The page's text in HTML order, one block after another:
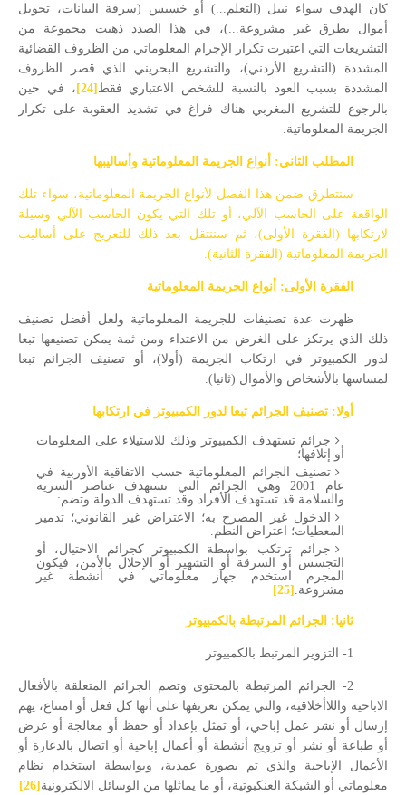
كان الهدف سواء نبيل (التعلم...) أو خسيس (سرقة البيانات، تحويل
أموال بطرق غير مشروعة...)، في هذا الصدد ذهبت مجموعة من
التشريعات التي اعتبرت تكرار الإجرام المعلوماتي من الظروف القضائية
المشددة (التشريع الأردني)، والتشريع البحريني الذي قصر الظروف
المشددة بسبب العود بالنسبة للشخص الاعتباري فقط [24] ، في حين
بالرجوع للتشريع المغربي هناك فراغ في تشديد العقوبة على تكرار
الجريمة المعلوماتية.
المطلب الثاني: أنواع الجريمة المعلوماتية وأساليبها
سنتطرق ضمن هذا الفصل لأنواع الجريمة المعلوماتية، سواء تلك
الواقعة على الحاسب الآلي، أو تلك التي يكون الحاسب الآلي وسيلة
لارتكابها (الفقرة الأولى)، ثم سننتقل بعد ذلك للتعريج على أساليب
الجريمة المعلوماتية (الفقرة الثانية).
الفقرة الأولى: أنواع الجريمة المعلوماتية
ظهرت عدة تصنيفات للجريمة المعلوماتية ولعل أفضل تصنيف
ذلك الذي يرتكز على الغرض من الاعتداء ومن ثمة يمكن تصنيفها تبعا
لدور الكمبيوتر في ارتكاب الجريمة (أولا)، أو تصنيف الجرائم تبعا
لمساسها بالأشخاص والأموال (ثانيا).
أولا: تصنيف الجرائم تبعا لدور الكمبيوتر في ارتكابها
جرائم تستهدف الكمبيوتر وذلك للاستيلاء على المعلومات
أو إتلافها؛
تصنيف الجرائم المعلوماتية حسب الاتفاقية الأوربية في
عام 2001 وهي الجرائم التي تستهدف عناصر السرية
والسلامة قد تستهدف الأفراد وقد تستهدف الدولة وتضم:
الدخول غير المصرح به؛
الاعتراض غير القانوني؛ تدمير
المعطيات؛
اعتراض النظم.
جرائم ترتكب بواسطة الكمبيوتر كجرائم الاحتيال، أو
التجسس أو السرقة أو التشهير أو الإخلال بالأمن، فيكون
المجرم استخدم جهاز معلوماتي في أنشطة غير
مشروعة. [25]
ثانيا: الجرائم المرتبطة بالكمبيوتر
1- التزوير المرتبط بالكمبيوتر
2- الجرائم المرتبطة بالمحتوى وتضم الجرائم المتعلقة بالأفعال
الاباحية واللاأخلاقية، والتي يمكن تعريفها على أنها كل فعل أو امتناع، يهم
إرسال أو نشر عمل إباحي، أو تمثل بإعداد أو حفظ أو معالجة أو عرض
أو طباعة أو نشر أو ترويج أنشطة أو أعمال إباحية أو اتصال بالدعارة أو
الأعمال الإباحية والذي تم بصورة عمدية، وبواسطة استخدام نظام
معلوماتي أو الشبكة العنكبوتية، أو ما يماثلها من الوسائل الالكترونية [26]